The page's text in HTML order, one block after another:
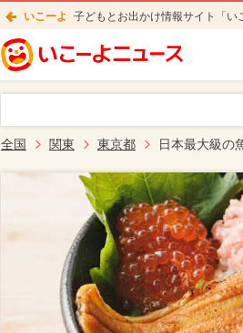
いこーよ 子どもとお出かけ情報サイト「い
全国 関東 東京都 日本最大級の